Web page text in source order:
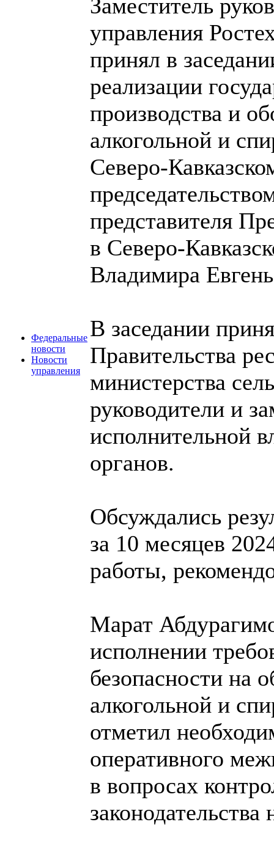
Федеральные
новости
Новости
управления
Заместитель
управления
принял в
реализации
производства и
алкогольной и
Северо-
представителя
в Северо-
Владимира
В заседании
Правительства
министерства
руководители и
исполнительной
органов.
Обсуждались
за 10 месяцев
работы,
Марат
исполнении
безопасности на
алкогольной и
отметил
оперативного
в вопросах
законодательства